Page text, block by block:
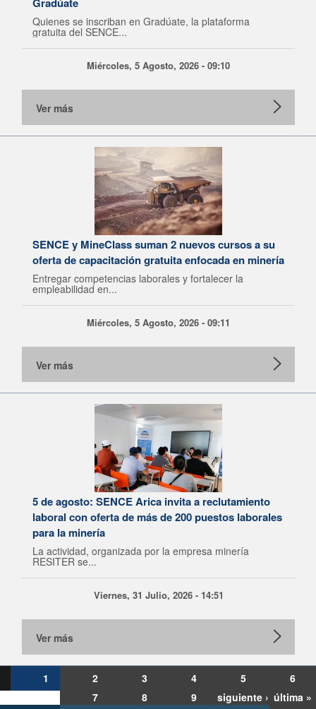
Quienes se inscriban en Gradúate, la plataforma
gratuita del SENCE...
Miércoles, 5 Agosto, 2026 - 09:10
Ver más
SENCE y MineClass suman 2 nuevos cursos a su
oferta de capacitación gratuita enfocada en minería
Entregar competencias laborales y fortalecer la
empleabilidad en...
Miércoles, 5 Agosto, 2026 - 09:11
Ver más
5 de agosto: SENCE Arica invita a reclutamiento
laboral con oferta de más de 200 puestos laborales
para la minería
La actividad, organizada por la empresa minería
RESITER se...
Viernes, 31 Julio, 2026 - 14:51
Ver más
1 2 3 4 5
6
7
8 9 siguiente › última »